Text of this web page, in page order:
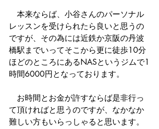
本来ならば、小谷さんのパーソナル
レッスンを受けられたら良いと思うの
ですが、その為には近鉄か京阪の丹波
橋駅までいってそこから更に徒歩10分
ほどのところにあるNASというジムで1
時間6000円となっております。
お時間とお金が許すならば是非行っ
て頂ければと思うのですが、なかなか
難しい方もいらっしゃると思います。